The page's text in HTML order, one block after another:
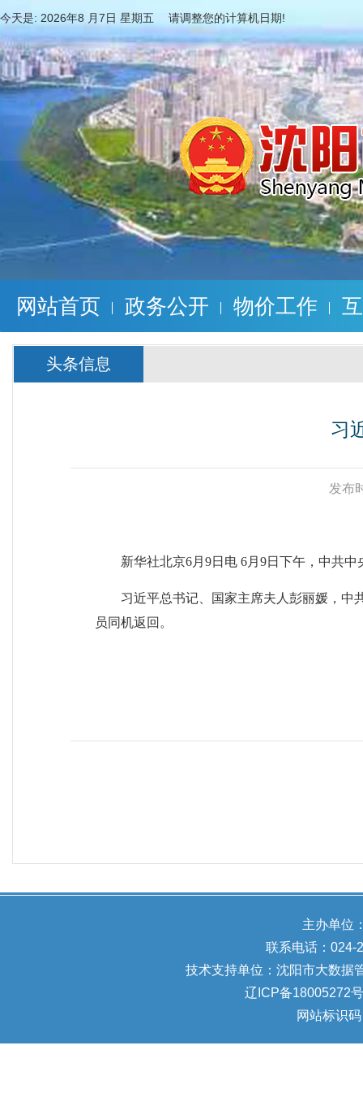
今天是: 2026年8 月7日 星期五 请调整您的计算机日期!
网站首页 政务公开 物价工作
头条信息
习
发布
新华社北京6月9日电 6月9日下午，中共
习近平总书记、国家主席夫人彭丽媛，中
员同机返回。